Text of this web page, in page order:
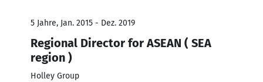
5 Jahre, Jan. 2015 - Dez. 2019
Regional Director for ASEAN ( SEA
region )
Holley Group